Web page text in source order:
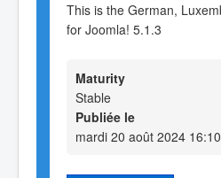
This is the German,
for Joomla! 5.1.3
Maturity
Stable
Publiée le
mardi 20 août 2024 16:10